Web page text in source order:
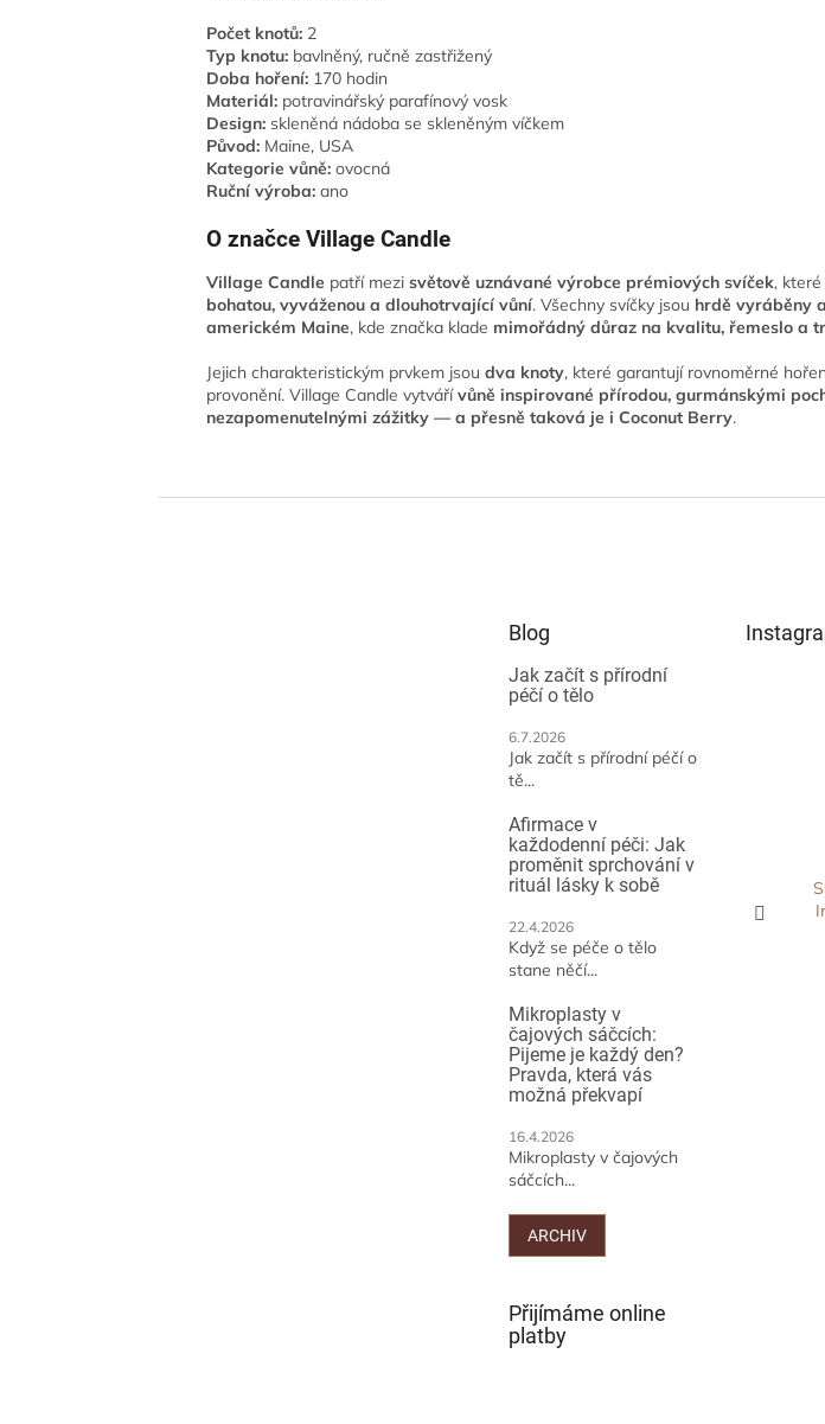
Počet knotů: 2
Typ knotu: bavlněný, ručně zastřižený
Doba hoření: 170 hodin
Materiál: potravinářský parafínový vosk
Design: skleněná nádoba se skleněným víčkem
Původ: Maine, USA
Kategorie vůně: ovocná
Ruční výroba: ano
O značce Village Candle
Village Candle patří mezisvětově uznávané výrobce prémiových svíček,
bohatou, vyváženou a dlouhotrvající vůní. Všechny svíčky jsou hrdě vyráběny
americkém Maine, kde značka klade mimořádný důraz na kvalitu, řemeslo a
Jejich charakteristickým prvkem jsoudva knoty, které garantují rovnoměrné
provonění. Village Candle vytvářívůně inspirované přírodou, gurmánskými
nezapomenutelnými zážitky — a přesně taková je i Coconut Berry.
Blog
Jak začít s přírodní
péčí o tělo
6.7.2026
Jak začít s přírodní péčí o
tě...
Afirmace v
každodenní péči: Jak
proměnit sprchování v
rituál lásky k sobě
22.4.2026
Když se péče o tělo
stane něčí...
Mikroplasty v
čajových sáčcích:
Pijeme je každý den?
Pravda, která vás
možná překvapí
16.4.2026
Mikroplasty v čajových
sáčcích...
ARCHIV
Přijímáme online
platby